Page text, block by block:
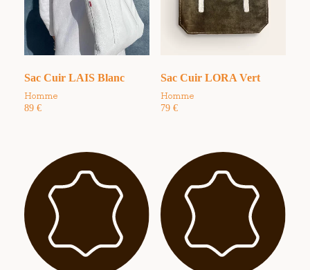
Sac Cuir LAIS Blanc
Homme
89 €
Sac Cuir LORA Vert
Homme
79 €